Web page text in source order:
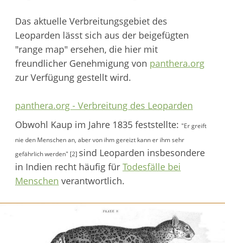
Das aktuelle Verbreitungsgebiet des
Leoparden lässt sich aus der beigefügten
"range map" ersehen, die hier mit
freundlicher Genehmigung von panthera.org
zur Verfügung gestellt wird.
panthera.org - Verbreitung des Leoparden
Obwohl Kaup im Jahre 1835 feststellte: "Er greift
nie den Menschen an, aber von ihm gereizt kann er ihm sehr
gefährlich werden" [2] sind Leoparden insbesondere
in Indien recht häufig für Todesfälle bei
Menschen verantwortlich.